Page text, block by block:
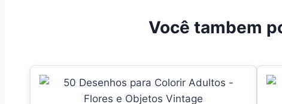
Você tambem